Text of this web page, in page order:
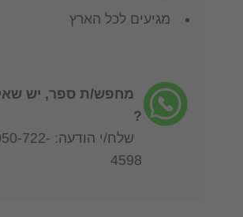
מגיעים לכל הארץ
מחפש/ת ספר, יש
?
שלח/י הודעה: 050-
4598